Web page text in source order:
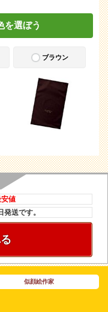
を選ぼう
ブラウン
値
発送です。
似顔絵作家